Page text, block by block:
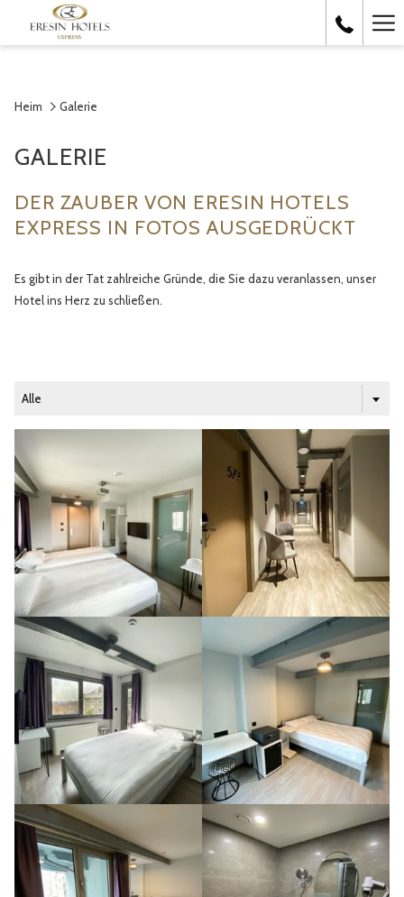
Heim Galerie
GALERIE
DER ZAUBER VON ERESIN HOTELS
EXPRESS IN FOTOS AUSGEDRÜCKT
Es gibt in der Tat zahlreiche Gründe, die Sie dazu veranlassen, unser
Hotel ins Herz zu schließen.
Alle